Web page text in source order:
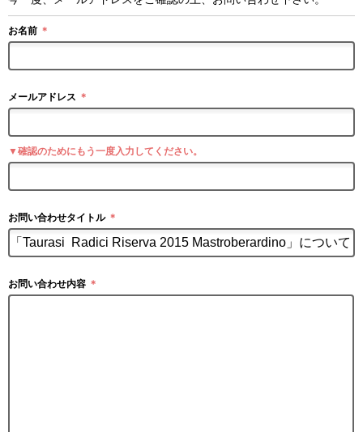
お名前 ＊
メールアドレス ＊
▼確認のためにもう一度入力してください。
お問い合わせタイトル ＊
お問い合わせ内容 ＊